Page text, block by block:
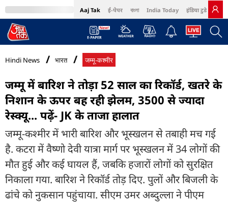
Aaj Tak ई-पेपर বাংলা India Today इंडिया टुडे हिंदी
MumbaiTak Cosmopolitan Harper's Bazaar Northeast
Hindi News भारत जम्मू-कश्मीर
जम्मू में बारिश ने तोड़ा 52 साल का रिकॉर्ड, खतरे के
निशान के ऊपर बह रही झेलम, 3500 से ज्यादा
रेस्क्यू... पढ़ें- JK के ताजा हालात
जम्मू-कश्मीर में भारी बारिश और भूस्खलन से तबाही मच गई
है. कटरा में वैष्णो देवी यात्रा मार्ग पर भूस्खलन में 34 लोगों की
मौत हुई और कई घायल हैं, जबकि हजारों लोगों को सुरक्षित
निकाला गया. बारिश ने रिकॉर्ड तोड़ दिए. पुलों और बिजली के
ढांचे को नुकसान पहुंचाया. सीएम उमर अब्दुल्ला ने पीएम